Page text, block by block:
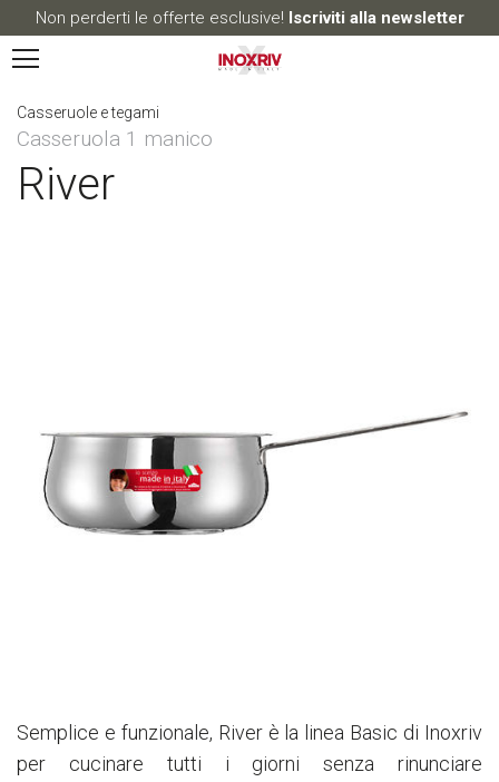
Non perderti le offerte esclusive! Iscriviti alla newsletter
Casseruole e tegami
Casseruola 1 manico
River
Semplice e funzionale, River è la linea Basic di Inoxriv
per cucinare tutti i giorni senza rinunciare